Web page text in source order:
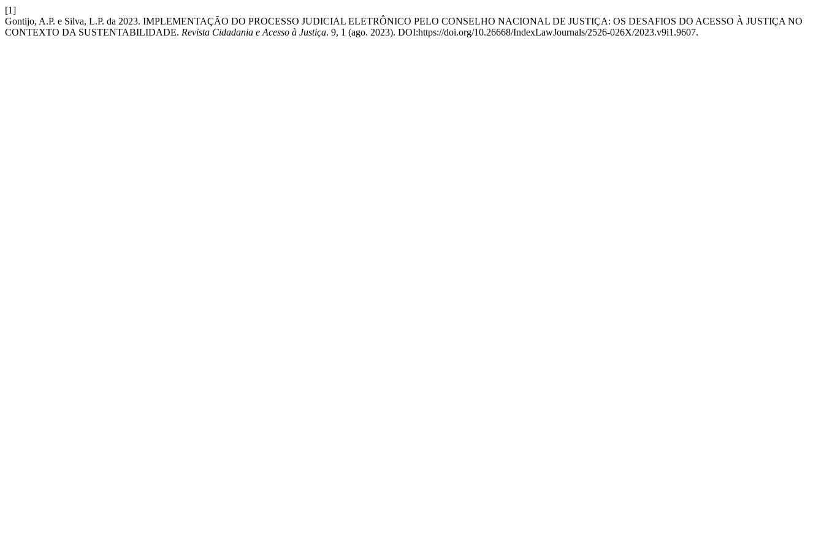
[1]
Gontijo, A.P. e Silva, L.P. da 2023. IMPLEMENTAÇÃO DO PROCESSO JUDICIAL ELETRÔNICO PELO CONSELHO NACIONAL DE JUSTIÇA: OS DESAFIOS DO ACESSO À JUSTIÇA NO
CONTEXTO DA SUSTENTABILIDADE. Revista Cidadania e Acesso à Justiça. 9, 1 (ago. 2023). DOI:https://doi.org/10.26668/IndexLawJournals/2526-026X/2023.v9i1.9607.